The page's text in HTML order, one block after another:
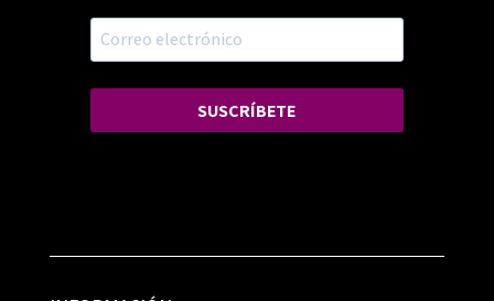
SUSCRÍBETE